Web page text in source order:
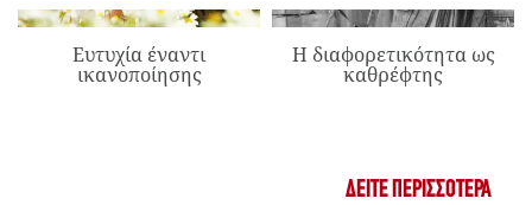
Ευτυχία έναντι
ικανοποίησης
Η διαφορετικότητα ως
καθρέφτης
ΔΕΊΤΕ ΠΕΡΙΣΣΌΤΕΡΑ